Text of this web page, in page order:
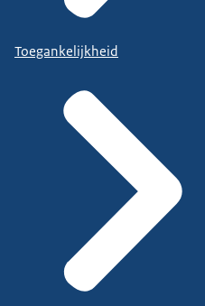
Toegankelijkheid